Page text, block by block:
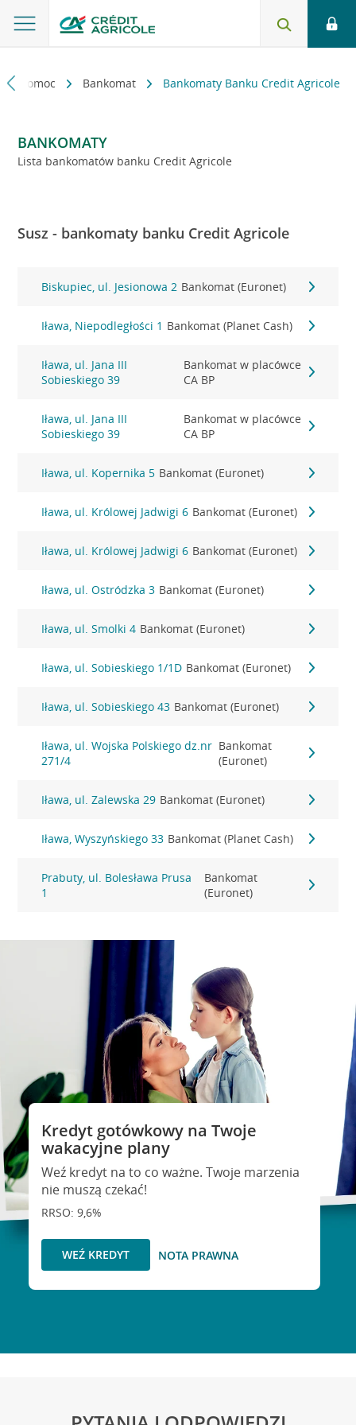
i pomoc Bankomat Bankomaty Banku Credit Agricole
BANKOMATY
Lista bankomatów banku Credit Agricole
Susz - bankomaty banku Credit Agricole
Biskupiec, ul. Jesionowa 2 Bankomat (Euronet)
Iława, Niepodległości 1 Bankomat (Planet Cash)
Iława, ul. Jana III
Sobieskiego 39
Bankomat w placówce
CA BP
Iława, ul. Jana III
Sobieskiego 39
Bankomat w placówce
CA BP
Iława, ul. Kopernika 5 Bankomat (Euronet)
Iława, ul. Królowej Jadwigi 6 Bankomat (Euronet)
Iława, ul. Królowej Jadwigi 6 Bankomat (Euronet)
Iława, ul. Ostródzka 3 Bankomat (Euronet)
Iława, ul. Smolki 4 Bankomat (Euronet)
Iława, ul. Sobieskiego 1/1D Bankomat (Euronet)
Iława, ul. Sobieskiego 43 Bankomat (Euronet)
Iława, ul. Wojska Polskiego dz.nr
271/4
Bankomat
(Euronet)
Iława, ul. Zalewska 29 Bankomat (Euronet)
Iława, Wyszyńskiego 33 Bankomat (Planet Cash)
Prabuty, ul. Bolesława Prusa
1
Bankomat
(Euronet)
Kredyt gotówkowy na Twoje
wakacyjne plany
Weź kredyt na to co ważne. Twoje marzenia
nie muszą czekać!
RRSO: 9,6%
WEŹ KREDYT NOTA PRAWNA